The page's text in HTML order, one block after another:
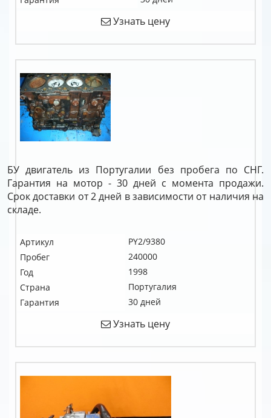
Узнать цену
БУ двигатель из Португалии без пробега по СНГ.
Гарантия на мотор - 30 дней с момента продажи.
Срок доставки от 2 дней в зависимости от наличия на
складе.
Артикул
PY2/9380
Пробег
240000
Год
1998
Страна
Португалия
Гарантия
30 дней
Узнать цену